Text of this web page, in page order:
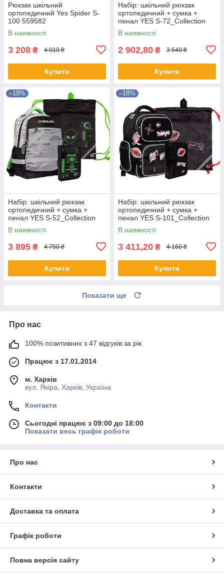
Рюкзак шкільний
ортопедичний Yes Spider S-
100 559582
В наявності
3 208 ₴ 4 010 ₴
Купити
Набір: шкільний рюкзак
ортопедичний + сумка +
пенал YES S-72_Collection
Space Girl 559812
В наявності
2 902,80 ₴ 3 540 ₴
Купити
–18%
Набір: шкільний рюкзак
ортопедичний + сумка +
пенал YES S-52_Collection
Cyberlife 559805
В наявності
3 895 ₴ 4 750 ₴
Купити
–18%
Набір: шкільний рюкзак
ортопедичний + сумка +
пенал YES S-101_Collection
Samurai 559782
В наявності
3 411,20 ₴ 4 160 ₴
Купити
Показати ще
Про нас
100% позитивних з 47 відгуків за рік
Працює з 17.01.2014
м. Харків
вул. Якіра, Харків, Україна
Контакти
Сьогодні працює з 09:00 до 18:00
Показати весь графік роботи
Про нас
Контакти
Доставка та оплата
Графік роботи
Повна версія сайту